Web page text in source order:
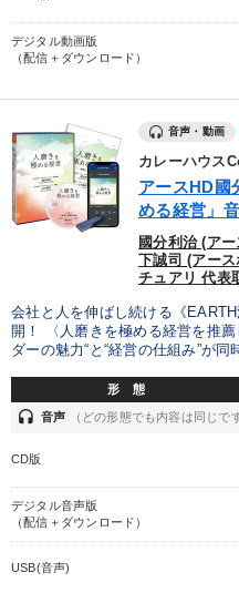
デジタル動画版
（配信＋ダウンロード）
音声・動画
カレーハウス
アースHD國
める経営」
國分利治 (ア
下誠司 (アー
チュアリ 代表
会社と人を伸ばし続ける《
開！ 〈人磨きを極める経営を推
ダーの魅力“と“経営の仕組み”が同
形 態
headset 音声 （どの形態でも内容は同じで
CD版
デジタル音声版
（配信＋ダウンロード）
USB(音声)